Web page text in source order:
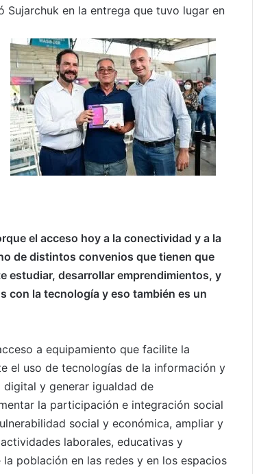
Sujarchuk en la entrega que tuvo lugar en
el acceso hoy a la conectividad y a la
de distintos convenios que tienen que
estudiar, desarrollar emprendimientos, y
la tecnología y eso también es un
a equipamiento que facilite la
el uso de tecnologías de la información y
digital y generar igualdad de
la participación e integración social
social y económica, ampliar y
laborales, educativas y
población en las redes y en los espacios